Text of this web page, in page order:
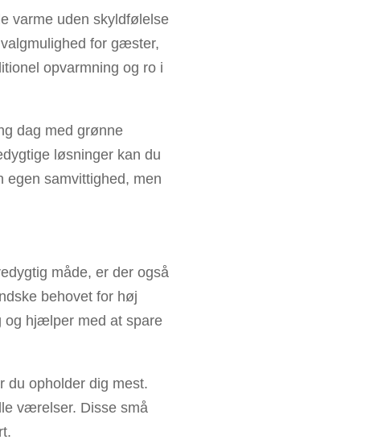
varme uden skyldfølelse
for gæster,
opvarmning og ro i
dag med grønne
løsninger kan du
egen samvittighed, men
måde, er der også
behovet for høj
og hjælper med at spare
du opholder dig mest.
værelser. Disse små